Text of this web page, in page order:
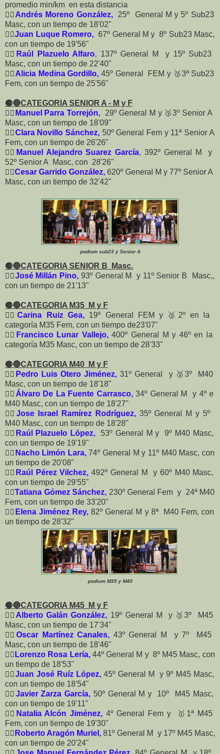
promedio min/km en esta distancia
🏃‍♂️ Andrés Moreno González,
25º General M y 5º Sub23
Masc, con un tiempo de 18'02"
🏃‍♂️Juan Luque Romero, 67º General M y 8º Sub23 Masc,
con un tiempo de 19'56"
🏃‍♂️ Raúl Plazuelo Alfaro, 137º General M y 15º Sub23
Masc, con un tiempo de 22'40"
🏃‍♀️ Alicia Medina Gordillo, 45º General FEM y 🥉3ª Sub23
Fem, con un tiempo de 25'56"
🟡🔵CATEGORIA SENIOR A - M y F
🏃‍♂️ Manuel Parra Torrejón, 29º General M y 🥉3º Senior A
Masc, con un tiempo de 18'09"
🏃‍♀️Clara Novillo Sánchez, 50º General Fem y 11ª Senior A
Fem, con un tiempo de 26'26"
🏃‍♂️ Manuel Alejandro Suarez García, 392º General M y
52º Senior A Masc, con 28'26"
🏃‍♂️Cesar Garrido González, 620º General M y 77º Senior A
Masc, con un tiempo de 32'42"
podium sub23 y Senior A
🟡🔵CATEGORIA SENIOR B Masc.
🏃‍♂️José Millán Pino, 93º General M y 11º Senior B Masc,,
con un tiempo de 21'13"
🟡🔵CATEGORIA M35 M y F
🏃‍♀️Carina Ruiz Gea, 19º General FEM y 🥈2º en la
categoría M35 Fem, con un tiempo de23'07"
🏃‍♂️ Francisco Lunar Vallejo,400º General M y 46º en la
categoría M35 Masc, con un tiempo de 28'33"
🟡🔵CATEGORIA M40 M y F
🏃‍♂️ Pedro Luis Otero Jiménez, 31º General y 🥉3º M40
Masc, con un tiempo de 18'18"
🏃‍♂️ Álvaro De La Fuente Carrasco,34º General M y 4º e
M40 Masc, con un tiempo de 18'27"
🏃‍♂️ Jose Israel Ramírez Rodríguez, 35º General M y 5º
M40 Masc, con un tiempo de 18'28"
🏃‍♂️ Raúl Plazuelo López,53º General M y 9º M40 Masc,
con un tiempo de 19'19"
🏃‍♂️ Nacho Limón Lara,74º General M y 11º M40 Masc, con
un tiempo de 20'08"
🏃‍♂️ Raúl Pérez Vilchez, 492º General M y 60º M40 Masc,
con un tiempo de 29'55"
🏃‍♀️Tatiana Gómez Sánchez, 230º General Fem y 24ª M40
Fem, con un tiempo de 33'20"
🏃‍♀️ Elena Jiménez Rey, 82º General M y 8ª M40 Fem, con
un tiempo de 28'32"
podium M35 y M40
🟡🔵CATEGORIA M45 M y F
🏃‍♂️ Alberto Galán González, 19º General M y 🥉3º M45
Masc, con un tiempo de 17'34"
🏃‍♂️Oscar Martínez Canales, 43º General M y 7º M45
Masc, con un tiempo de 18'46"
🏃‍♂️ Lorenzo Rosa Lería,44º General M y 8º M45 Masc, con
un tiempo de 18'53"
🏃‍♂️Juan José Ruíz López, 45º General M y 9º M45 Masc,
con un tiempo de 18'54"
🏃‍♂️ Javier Zarza García, 50º General M y 10º M45 Masc,
con un tiempo de 19'11"
🏃‍♀️ Natalia Alcón Jiménez, 4º General Fem y 🥇1ª M45
Fem, con un tiempo de 19'30"
🏃‍♂️ Roberto Aragón Muriel, 81º General M y 17º M45 Masc,
con un tiempo de 20'24"